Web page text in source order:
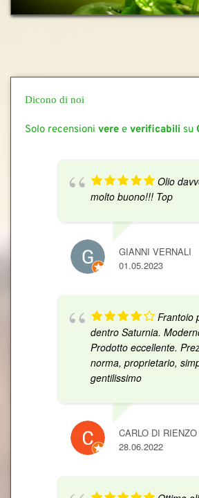
Dicono di noi
Solo recensioni vere e verificabili su
Olio
molto buono!!! Top
GIANNI VERNALI
01.05.2023
Frantoio
dentro Saturnia.
Prodotto eccellente.
norma, proprietario,
gentilissimo
CARLO DI RIENZO
28.06.2022